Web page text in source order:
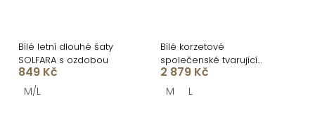
Bílé letní dlouhé šaty
SOLFARA s ozdobou
849 Kč
M/L
Bílé korzetové
společenské tvarující
šaty LUVANTE s třásněmi
2 879 Kč
M L